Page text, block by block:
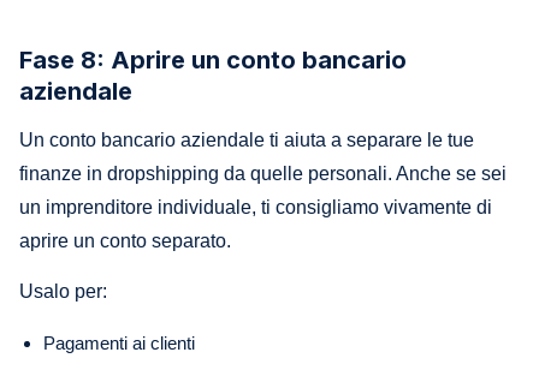
Fase 8: Aprire un conto bancario
aziendale
Un conto bancario aziendale ti aiuta a separare le tue
finanze in dropshipping da quelle personali. Anche se sei
un imprenditore individuale, ti consigliamo vivamente di
aprire un conto separato.
Usalo per:
Pagamenti ai clienti